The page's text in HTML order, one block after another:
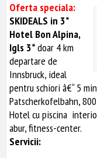
Oferta speciala:
SKIDEALS in 3*
Hotel Bon Alpina,
Igls 3*doar 4 km
departare de
Innsbruck, ideal
pentru schiori â€“ 5
Patscherkofelbahn,
Hotel cu piscina
abur, fitness-center.
Servicii: